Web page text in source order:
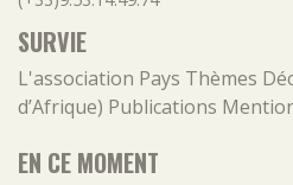
SURVIE
L'association Pays Thèmes
d’Afrique) Publications
EN CE MOMENT